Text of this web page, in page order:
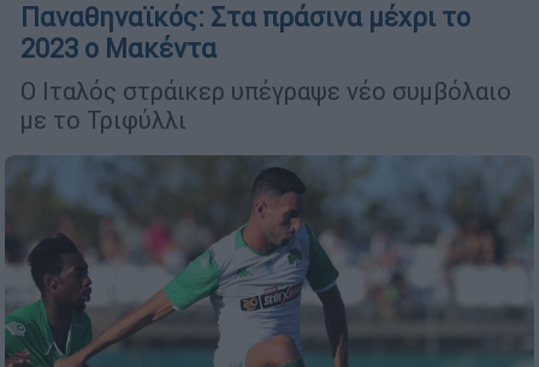
Παναθηναϊκός: Στα πράσινα μέχρι το
2023 ο Μακέντα
Ο Ιταλός στράικερ υπέγραψε νέο συμβόλαιο
με το Τριφύλλι